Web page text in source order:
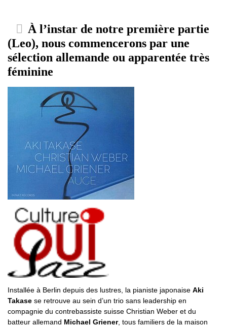
À l’instar de notre première partie
(Leo), nous commencerons par une
sélection allemande ou apparentée très
féminine
Installée à Berlin depuis des lustres, la pianiste japonaise Aki
Takase se retrouve au sein d’un trio sans leadership en
compagnie du contrebassiste suisse Christian Weber et du
batteur allemand Michael Griener, tous familiers de la maison